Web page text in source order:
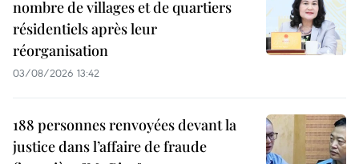
nombre de villages et de quartiers
résidentiels après leur
réorganisation
03/08/2026 13:42
188 personnes renvoyées devant la
justice dans l’affaire de fraude